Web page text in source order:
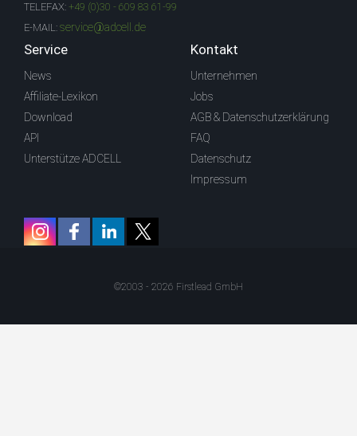
TELEFAX: +49 (0)30 - 609 83 61-99
E-MAIL: service@adcell.de
Service
News
Affiliate-Lexikon
Download
API
Unterstütze ADCELL
Kontakt
Unternehmen
Jobs
AGB & Datenschutzerklärung
FAQ
Datenschutz
Impressum
©2003 - 2026 Firstlead GmbH